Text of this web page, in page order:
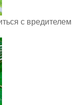
с вредителем